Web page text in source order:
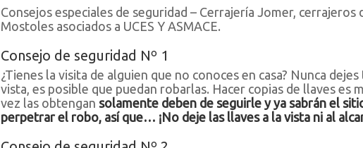
Consejos especiales de seguridad – Cerrajería Jomer, cerrajeros
Mostoles asociados a UCES Y ASMACE.
Consejo de seguridad Nº 1
¿Tienes la visita de alguien que no conoces en casa? Nunca
vista, es posible que puedan robarlas. Hacer copias de llaves es
vez las obtengan solamente deben de seguirle y ya sabrán el
perpetrar el robo, así que… ¡No deje las llaves a la vista ni al